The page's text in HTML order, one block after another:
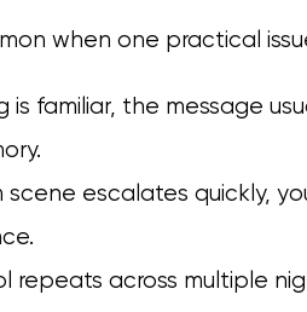
when one practical
is familiar, the message
scene escalates quickly,
repeats across multiple